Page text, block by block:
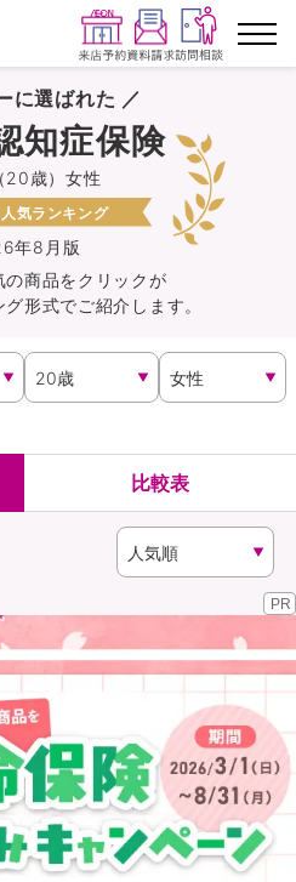
ら探す
る
探す
会員さま専用保険
一覧
ープ従業員さま向け
求 訪問相談
ード会員さま専用保険
に選ばれた ／
年8月版
20歳）女性
知症保険
気ランキング
の商品をクリックが
形式でご紹介します。
比較表
PR